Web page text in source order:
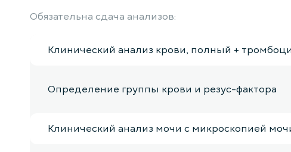
Обязательна сдача анализов:
Клинический анализ крови, полный +
Определение группы крови и резус-фактора
Клинический анализ мочи с микроскопией